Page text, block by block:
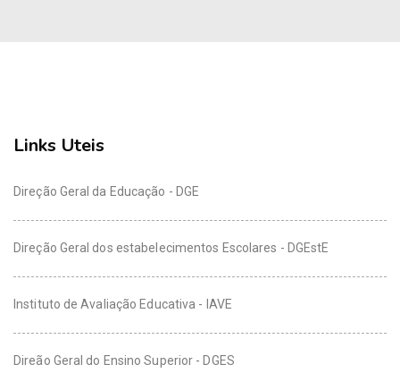
Links Uteis
Direção Geral da Educação - DGE
Direção Geral dos estabelecimentos Escolares - DGEstE
Instituto de Avaliação Educativa - IAVE
Direão Geral do Ensino Superior - DGES